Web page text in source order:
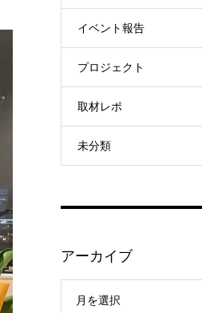
イベント報告
プロジェクト
取材レポ
未分類
アーカイブ
月を選択